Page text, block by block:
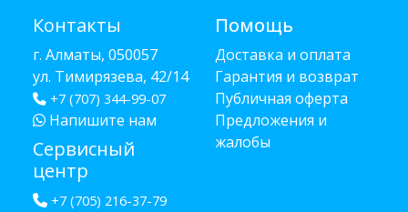
Контакты
г. Алматы, 050057
ул. Тимирязева, 42/14
+7 (707) 344-99-07
Напишите нам
Сервисный
центр
+7 (705) 216-37-79
Помощь
Доставка и оплата
Гарантия и возврат
Публичная оферта
Предложения и
жалобы